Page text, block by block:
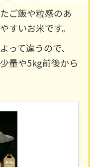
ご飯や粒感のあ
すいお米です。
って違うので、
量や5kg前後から